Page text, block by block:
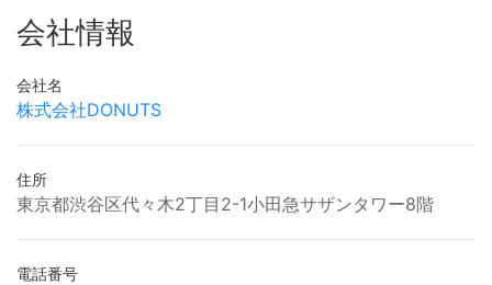
会社情報
会社名
株式会社DONUTS
住所
東京都渋谷区代々木2丁目2-1小田急サザンタワー8階
電話番号